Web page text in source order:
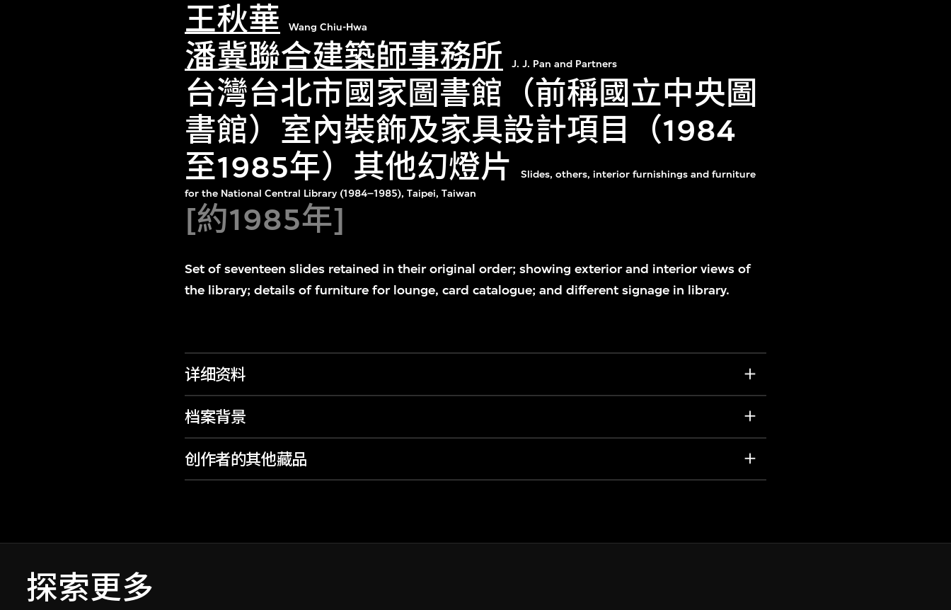
王秋華 Wang Chiu-Hwa
潘冀聯合建築師事務所 J. J. Pan and Partners
台灣台北市國家圖書館（前稱國立中央圖
書館）室內裝飾及家具設計項目（1984
至1985年）其他幻燈片
Slides, others, interior furnishings and furniture
for the National Central Library (1984–1985), Taipei, Taiwan
[約1985年]
Set of seventeen slides retained in their original order; showing exterior and interior views of
the library; details of furniture for lounge, card catalogue; and different signage in library.
详细资料
档案背景
创作者的其他藏品
探索更多